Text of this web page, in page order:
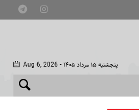
Aug 6, 2026 - پنجشنبه ۱۵ مرداد ۱۴۰۵